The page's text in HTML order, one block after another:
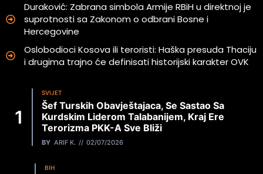
Duraković: Zabrana simbola Armije RBiH u direktnoj je
suprotnosti sa Zakonom o odbrani Bosne i
Hercegovine
Oslobodioci Kosova ili teroristi: Haška presuda Thaciju
i drugima trajno će definisati historijski karakter OVK
SVIJET
Šef Turskih Obavještajaca, Se Sastao Sa
Kurdskim Liderom Talabanijem, Kraj Ere
Terorizma PKK-A Sve Bliži
BY ARIF K. 02/07/2026
BIH